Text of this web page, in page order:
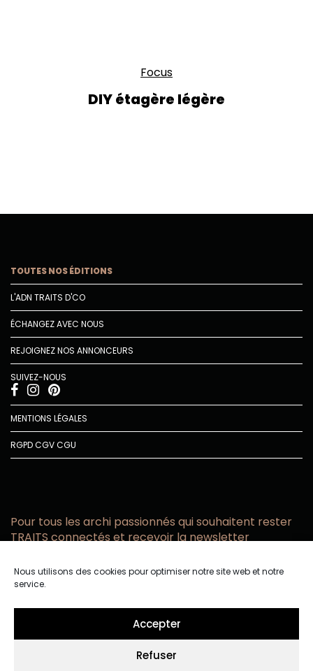
Nous utilisons des cookies pour optimiser notre site web et notre
service.
Accepter
Refuser
Focus
DIY étagère légère
TOUTES NOS ÉDITIONS
L'ADN TRAITS D'CO
ÉCHANGEZ AVEC NOUS
REJOIGNEZ NOS ANNONCEURS
SUIVEZ-NOUS
MENTIONS LÉGALES
RGPDCGVCGU
Pour tous les archi passionnés qui souhaitent rester
TRAITS connectés et recevoir la newsletter
email
confidentialité.